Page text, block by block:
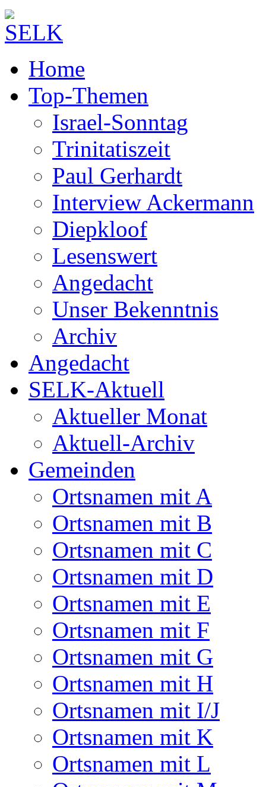
Home
Top-Themen
Israel-Sonntag
Trinitatiszeit
Paul Gerhardt
Interview Ackermann
Diepkloof
Lesenswert
Angedacht
Unser Bekenntnis
Archiv
Angedacht
SELK-Aktuell
Aktueller Monat
Aktuell-Archiv
Gemeinden
Ortsnamen mit A
Ortsnamen mit B
Ortsnamen mit C
Ortsnamen mit D
Ortsnamen mit E
Ortsnamen mit F
Ortsnamen mit G
Ortsnamen mit H
Ortsnamen mit I/J
Ortsnamen mit K
Ortsnamen mit L